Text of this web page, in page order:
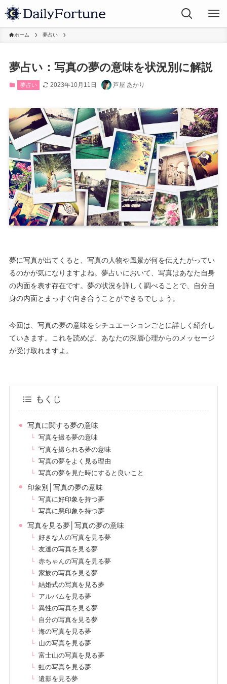
ホーム 夢占い
夢占い：写真の夢の意味を状況別に解説
夢占い 2023年10月11日 芦屋 あかり
夢に写真が出てくると、写真の人物や風景が何を伝えたがってい
るのかが気になりますよね。夢占いにおいて、写真はあなた自身
の内面を表す存在です。夢の状況を詳しく調べることで、自分自
身の内面とまっすぐ向き合うことができるでしょう。
今回は、写真の夢の意味をシチュエーションごとに詳しく紹介し
ていきます。これを読めば、あなたの深層心理からのメッセージ
が受け取れますよ。
もくじ
写真に関する夢の意味
写真を撮る夢の意味
写真を撮られる夢の意味
写真の夢をよく見る理由
写真の夢を見た時にすると良いこと
印象別│写真の夢の意味
写真に好印象を持つ夢
写真に悪印象を持つ夢
写真を見る夢│写真の夢の意味
好きな人の写真を見る夢
友達の写真を見る夢
赤ちゃんの写真を見る夢
家族の写真を見る夢
結婚式の写真を見る夢
アルバムを見る夢
異性の写真を見る夢
自分の写真を見る夢
海の写真を見る夢
山の写真を見る夢
富士山の写真を見る夢
虹の写真を見る夢
遺影を見る夢